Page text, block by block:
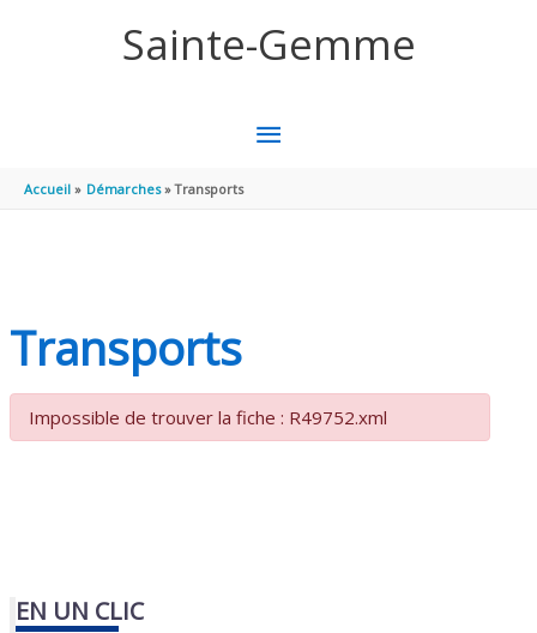
Sainte-Gemme
MENU
Accueil Démarches Transports
Transports
Impossible de trouver la fiche : R49752.xml
EN UN CLIC